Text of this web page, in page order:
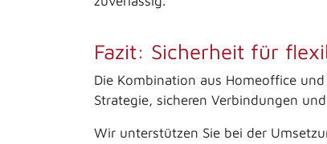
Fazit: Sicherheit für
Die Kombination aus Homeoffice
Strategie, sicheren Verbindungen
Wir unterstützen Sie bei der